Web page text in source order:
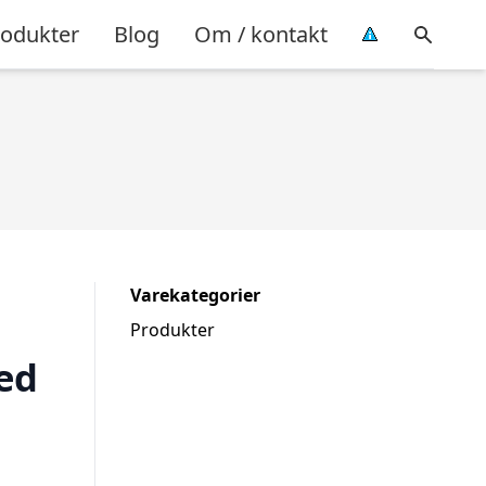
Blog Om / kontakt
Varekategorier
Produkter